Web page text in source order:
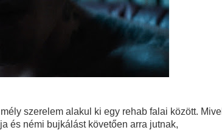
szerelem alakul ki egy rehab falai között. Mivel
és némi bujkálást követően arra jutnak,